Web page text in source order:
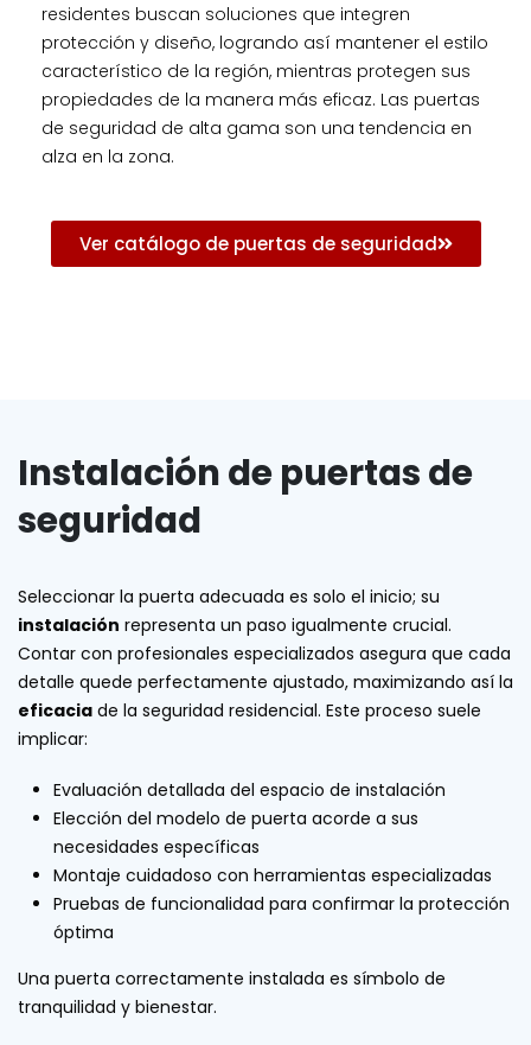
residentes buscan soluciones que integren
protección y diseño, logrando así mantener el estilo
característico de la región, mientras protegen sus
propiedades de la manera más eficaz. Las puertas
de seguridad de alta gama son una tendencia en
alza en la zona.
Ver catálogo de puertas de seguridad
Instalación de puertas de
seguridad
Seleccionar la puerta adecuada es solo el inicio; su
instalación representa un paso igualmente crucial.
Contar con profesionales especializados asegura que cada
detalle quede perfectamente ajustado, maximizando así la
eficacia de la seguridad residencial. Este proceso suele
implicar:
Evaluación detallada del espacio de instalación
Elección del modelo de puerta acorde a sus
necesidades específicas
Montaje cuidadoso con herramientas especializadas
Pruebas de funcionalidad para confirmar la protección
óptima
Una puerta correctamente instalada es símbolo de
tranquilidad y bienestar.